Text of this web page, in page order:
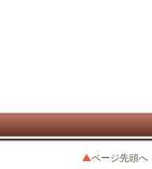
ページ先頭へ